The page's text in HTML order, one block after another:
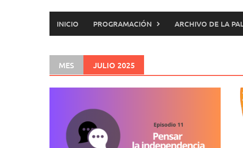
INICIO PROGRAMACIÓN ARCHIVO DE LA
MES JULIO 2025